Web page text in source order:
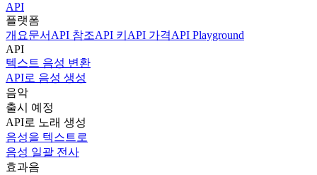
API
플랫폼
개요문서 API 참조API 키 API 가격API Playground
API
텍스트 음성 변환
API로 음성 생성
음악
출시 예정
API로 노래 생성
음성을 텍스트로
음성 일괄 전사
효과음